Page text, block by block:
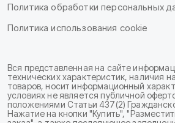
Политика обработки персональных
Политика использования cookie
Вся представленная на сайте
технических характеристик, наличия
товаров, носит информационный
условиях не является публичной
положениями Статьи 437(2)
Нажатие на кнопки "Купить",